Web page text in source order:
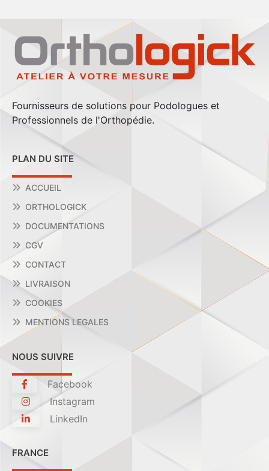
Fournisseurs de solutions pour Podologues et
Professionnels de l'Orthopédie.
PLAN DU SITE
ACCUEIL
ORTHOLOGICK
DOCUMENTATIONS
CGV
CONTACT
LIVRAISON
COOKIES
MENTIONS LEGALES
NOUS SUIVRE
Facebook
Instagram
LinkedIn
FRANCE